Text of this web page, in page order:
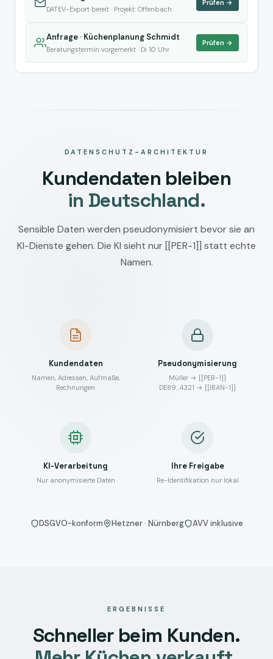
DATEV-Export bereit · Projekt: Offenbach
Prüfen →
Anfrage · Küchenplanung Schmidt
Beratungstermin vorgemerkt · Di 10 Uhr
Prüfen →
DATENSCHUTZ-ARCHITEKTUR
Kundendaten bleiben
in Deutschland.
Sensible Daten werden pseudonymisiert bevor sie an
KI-Dienste gehen. Die KI sieht nur [[PER-1]] statt echte
Namen.
Kundendaten
Namen, Adressen, Aufmaße,
Rechnungen
Pseudonymisierung
Müller → [[PER-1]]
DE89…4321 → [[IBAN-1]]
KI-Verarbeitung
Nur anonymisierte Daten
Ihre Freigabe
Re-Identifikation nur lokal
DSGVO-konform Hetzner · Nürnberg AVV inklusive
ERGEBNISSE
Schneller beim Kunden.